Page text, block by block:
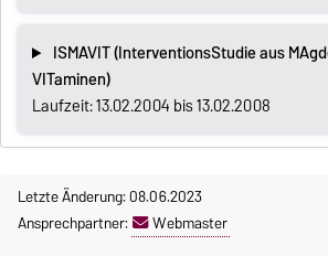
ISMAVIT (InterventionsStudie aus
VITaminen)
Laufzeit: 13.02.2004 bis 13.02.2008
Letzte Änderung: 08.06.2023
Ansprechpartner:
Webmaster